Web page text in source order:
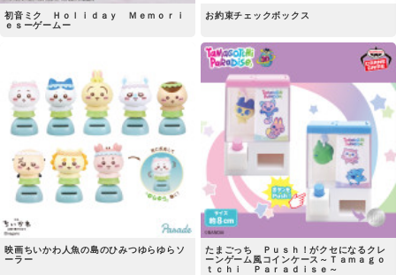
初音ミク Ｈｏｌｉｄａｙ Ｍｅｍｏｒｉ
ｅｓーゲームー
お約束チェックボックス
映画ちいかわ人魚の島のひみつゆらゆらソ
ーラー
たまごっち Ｐｕｓｈ！がクセになるクレ
ーンゲーム風コインケース～Ｔａｍａｇｏ
ｔｃｈｉ Ｐａｒａｄｉｓｅ～